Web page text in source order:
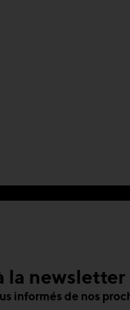
la newsletter
informés de nos